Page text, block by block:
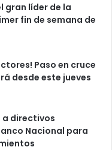
gran líder de la
fin de semana de
Paso en cruce
desde este jueves
directivos
Nacional para